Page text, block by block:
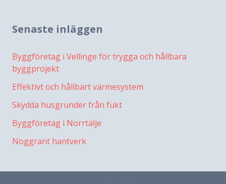
Senaste inläggen
Byggföretag i Vellinge för trygga och hållbara
byggprojekt
Effektivt och hållbart värmesystem
Skydda husgrunder från fukt
Byggföretag i Norrtälje
Noggrant hantverk